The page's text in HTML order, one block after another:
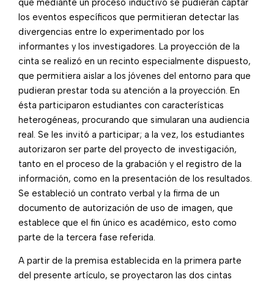
los eventos específicos que permitieran detectar las
divergencias entre lo experimentado por los
informantes y los investigadores. La proyección de la
cinta se realizó en un recinto especialmente dispuesto,
que permitiera aislar a los jóvenes del entorno para que
pudieran prestar toda su atención a la proyección. En
ésta participaron estudiantes con características
heterogéneas, procurando que simularan una audiencia
real. Se les invitó a participar; a la vez, los estudiantes
autorizaron ser parte del proyecto de investigación,
tanto en el proceso de la grabación y el registro de la
información, como en la presentación de los resultados.
Se estableció un contrato verbal y la firma de un
documento de autorización de uso de imagen, que
establece que el fin único es académico, esto como
parte de la tercera fase referida.
A partir de la premisa establecida en la primera parte
del presente artículo, se proyectaron las dos cintas